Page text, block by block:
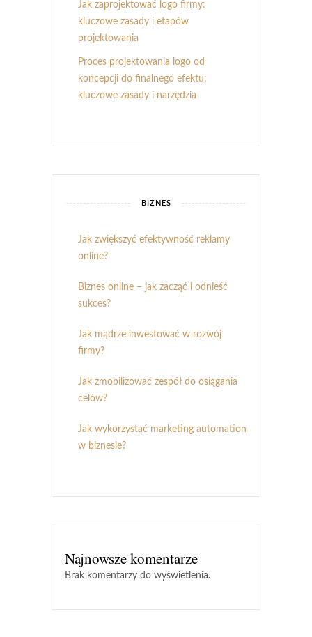
Jak zaprojektować logo firmy:
kluczowe zasady i etapów
projektowania
Proces projektowania logo od
koncepcji do finalnego efektu:
kluczowe zasady i narzędzia
BIZNES
Jak zwiększyć efektywność reklamy
online?
Biznes online – jak zacząć i odnieść
sukces?
Jak mądrze inwestować w rozwój
firmy?
Jak zmobilizować zespół do osiągania
celów?
Jak wykorzystać marketing automation
w biznesie?
Najnowsze komentarze
Brak komentarzy do wyświetlenia.